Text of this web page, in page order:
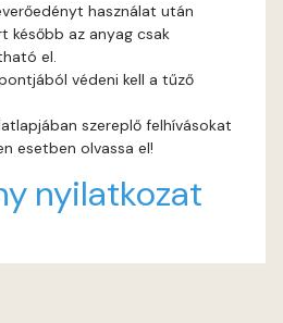
Vulcan-red A
használat után
később az anyag csak
el.
védeni kell a tűző
szereplő felhívásokat
esetben olvassa el!
nyilatkozat